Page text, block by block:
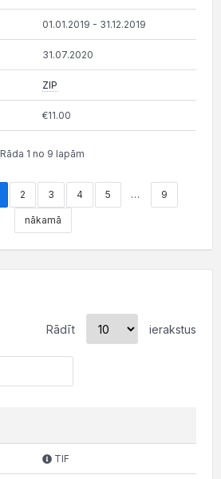
01.01.2019 - 31.12.2019
31.07.2020
ZIP
€11.00
Rāda 1 no 9 lapām
2 3 4 5 … 9
nākamā
Rādīt ierakstus
TIF